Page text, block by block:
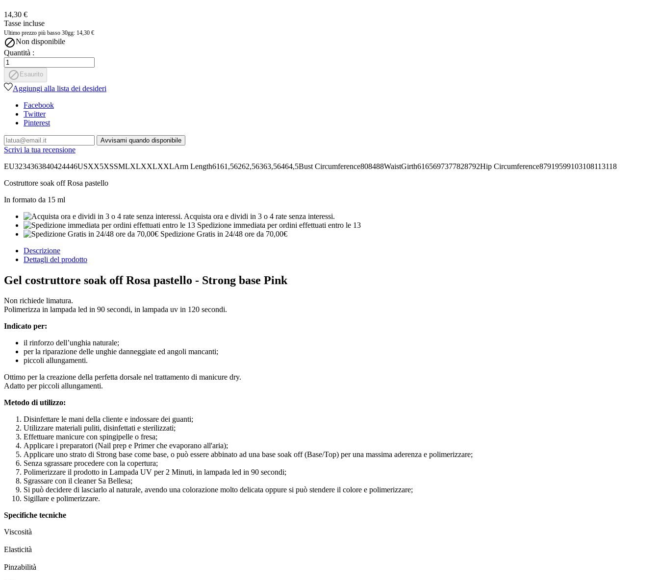
14,30 €
Tasse incluse
Ultimo prezzo più basso 30gg: 14,30 €
Non disponibile
Quantità :
 Esaurito
Aggiungi alla lista dei desideri
Facebook
Twitter
Pinterest
Avvisami quando disponibile
Scrivi la tua recensione
EU3234363840424446USXX5XSSMLXLXXLXXLArm Length6161,56262,56363,56464,5Bust Circumference808488WaistGirth6165697377828792Hip Circumference87919599103108113118
Costruttore soak off Rosa pastello
In formato da 15 ml
Acquista ora e dividi in 3 o 4 rate senza interessi.
Spedizione immediata per ordini effettuati entro le 13
Spedizione Gratis in 24/48 ore da 70,00€
Descrizione
Dettagli del prodotto
Gel costruttore soak off Rosa pastello - Strong base Pink
Non richiede limatura.
Polimerizza in lampada led in 90 secondi, in lampada uv in 120 secondi.
Indicato per:
il rinforzo dell’unghia naturale;
per la riparazione delle unghie danneggiate ed angoli mancanti;
piccoli allungamenti.
Ottimo per la creazione della perfetta dorsale nel trattamento di manicure dry.
Adatto per piccoli allungamenti.
Metodo di utilizzo:
Disinfettare le mani della cliente e indossare dei guanti;
Utilizzare materiali puliti, disinfettati e sterilizzati;
Effettuare manicure con spingipelle o fresa;
Applicare i preparatori (Nail prep e Primer che evaporano all'aria);
Applicare uno strato di Strong base come base, o può essere abbinato ad una base soak off (Base/Top) per una massima aderenza e polimerizzare;
Senza sgrassare procedere con la copertura;
Polimerizzare il prodotto in Lampada UV per 2 Minuti, in lampada led in 90 secondi;
Sgrassare con il cleaner Sa Bellesa;
Si può decidere di lasciarlo al naturale, avendo una colorazione molto delicata oppure si può stendere il colore e polimerizzare;
Sigillare e polimerizzare.
Specifiche tecniche
Viscosità
Elasticità
Pinzabilità